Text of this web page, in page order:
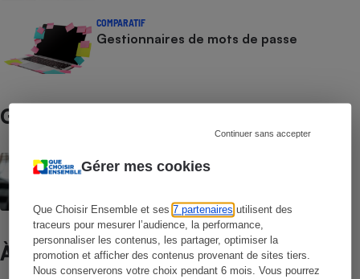
Gérer mes cookies
Que Choisir Ensemble et ses7 partenaires utilisent des
traceurs pour mesurer l’audience, la performance,
personnaliser les contenus, les partager, optimiser la
promotion et afficher des contenus provenant de sites tiers.
Nous conserverons votre choix pendant 6 mois. Vous pourrez
Continuer sans accepter
COMPARATIF
Gestionnaires de mots de passe
Guide d’achat
Gestionnaires de mots de passe -
Pourquoi confier ses mots de passe à un
À ne pas manquer